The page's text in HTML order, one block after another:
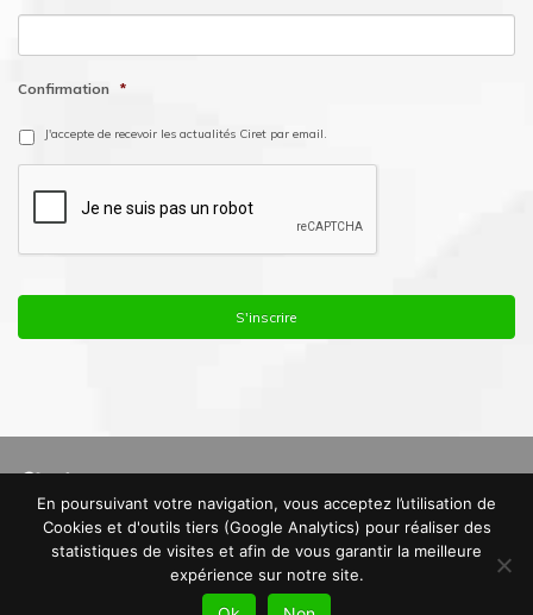
Confirmation *
J'accepte de recevoir les actualités Ciret par email.
© Copyright 2016. Ciret France |Mentions Légales
Politique de
Confidentialité
| Plan du site
En poursuivant votre navigation, vous acceptez l’utilisation de
Cookies et d'outils tiers (Google Analytics) pour réaliser des
statistiques de visites et afin de vous garantir la meilleure
expérience sur notre site.